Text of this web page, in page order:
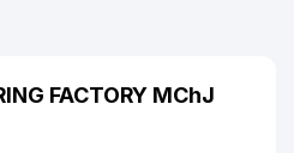
FACTORY MChJ